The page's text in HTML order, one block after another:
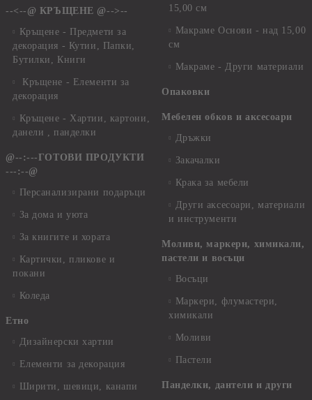
--<--@ КРЪЩЕНЕ @-->--
Кръщене - Предмети за
декорация - Кутии, Папки,
Бутилки, Книги
Кръщене - Елементи за
декорация
Кръщене - Хартии, картони,
данели , панделки
@--:---ГОТОВИ ПРОДУКТИ
---:--@
Персанализирани подаръци
За дома и уюта
За книгите и хората
Картички, пликове и
покани
Коледа
Етно
Дизайнерски хартии
Елементи за декорация
Ширити, шевици, канапи
15,00 см
Макраме Основи - над 15,00
см
Макраме - Други материали
Опаковки
Мебелен обков и аксесоари
Дръжки
Закачалки
Крака за мебели
Други аксесоари, материали
и инструменти
Моливи, маркери, химикали,
пастели и восъци
Восъци
Маркери, флумастери,
химикали
Моливи
Пастели
Панделки, дантели и други